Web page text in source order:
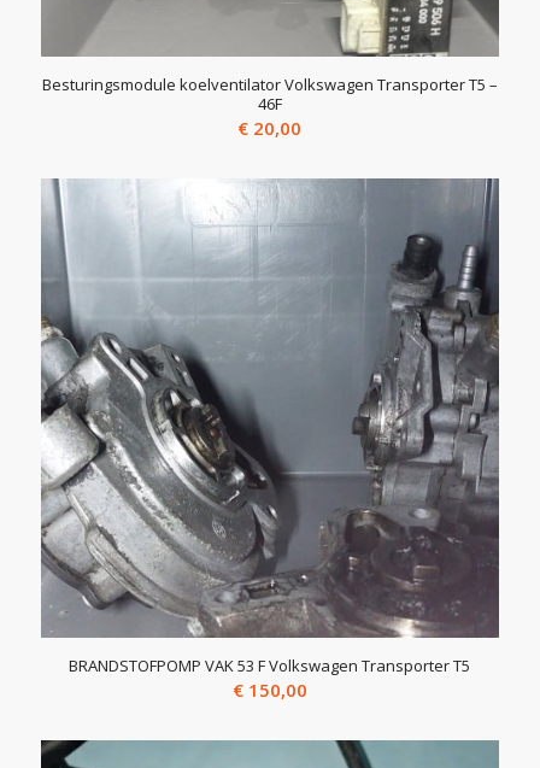
Besturingsmodule koelventilator Volkswagen Transporter T5 –
46F
€ 20,00
BRANDSTOFPOMP VAK 53 F Volkswagen Transporter T5
€150,00